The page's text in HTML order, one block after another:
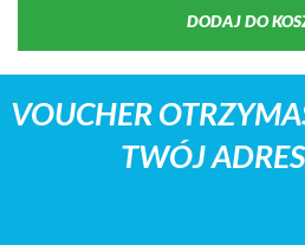
DODAJ DO
VOUCHER
TWÓJ